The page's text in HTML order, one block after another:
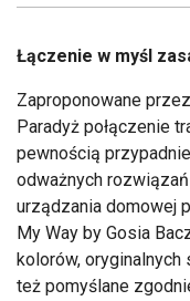
Łączenie w myśl
Zaproponowane
Paradyż połączenie
pewnością
odważnych
urządzania domowej
My Way by Gosia
kolorów, oryginalnych
też pomyślane